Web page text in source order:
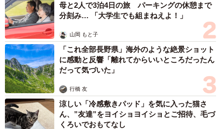
再開に向けて全力で対応する」
西松 宏
2025.06.11
日よけ雨宿りの場所をつくりお世話の連絡帳
も 大学生に愛された地域猫がつかんだ幸せ
保護や飼い主探しの支援の輪が猫にまつわる陶
器市に
西松 宏
2025.06.01
ツタンニャーメン、モニャリザ、猫仏…京都の
人気猫スポット「猫猫寺」が「猫族歴史博物
館」（猫博＝にゃんぱく）をオープン！
西松 宏
2025.05.29